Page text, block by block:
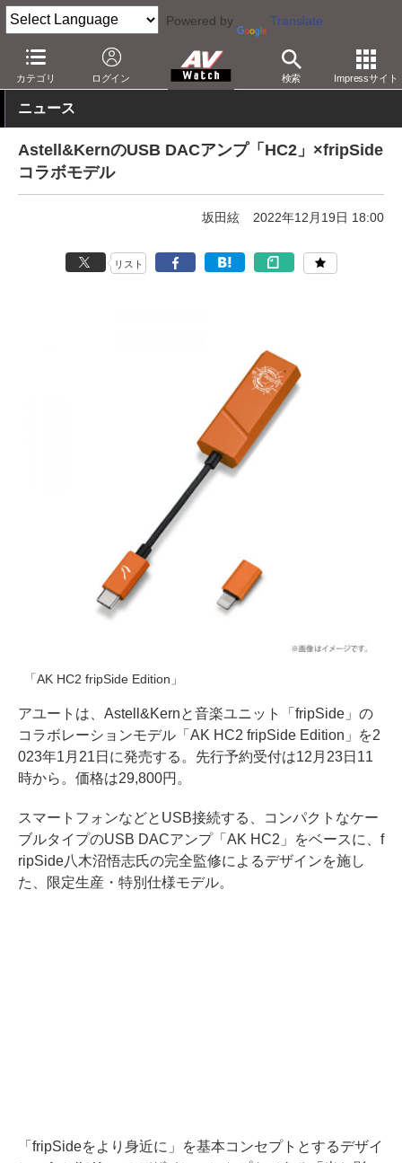
Powered by Translate
カテゴリ ログイン 検索 Impressサイト
AV Watch 製品 USB DAC その他
ニュース
Astell&KernのUSB DACアンプ「HC2」×fripSide
コラボモデル
坂田絃 2022年12月19日 18:00
リスト
「AK HC2 fripSide Edition」
アユートは、Astell&Kernと音楽ユニット「fripSide」の
コラボレーションモデル「AK HC2 fripSide Edition」を2
023年1月21日に発売する。先行予約受付は12月23日11
時から。価格は29,800円。
スマートフォンなどとUSB接続する、コンパクトなケー
ブルタイプのUSB DACアンプ「AK HC2」をベースに、f
ripSide八木沼悟志氏の完全監修によるデザインを施し
た、限定生産・特別仕様モデル。
「fripSideをより身近に」を基本コンセプトとするデザイ